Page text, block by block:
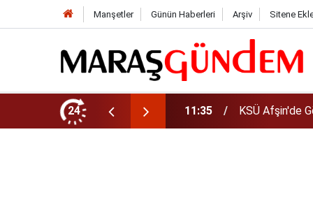
Manşetler Günün Haberleri Arşiv Sitene
24
Müdür Ataması 10:14 Funda Arar